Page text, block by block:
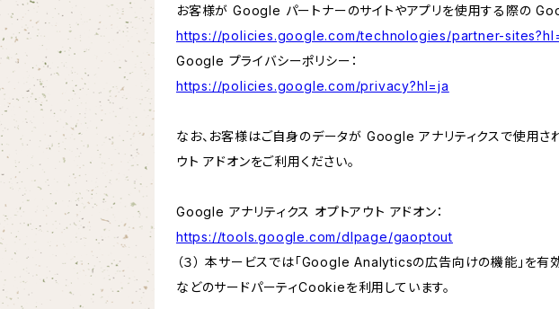
お客様が Google パートナーのサイトやアプリを使用する際の
https://policies.google.com/technologies/partner-
Google プライバシーポリシー：
https://policies.google.com/privacy?hl=ja
なお、お客様はご自身のデータが Google アナリティクスで使用
ウト アドオンをご利用ください。
Google アナリティクス オプトアウト アドオン：
https://tools.google.com/dlpage/gaoptout
（３） 本サービスでは「Google Analyticsの広告向けの機能」を
などのサードパーティCookieを利用しています。